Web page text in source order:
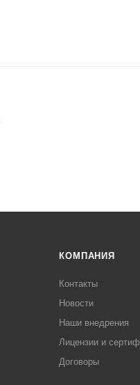
КОМПАНИЯ
Контакты
Новости
Наши внедрения
Лицензии и
Договоры